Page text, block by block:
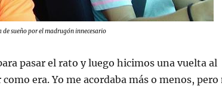
sueño por el madrugón innecesario
pasar el rato y luego hicimos una vuelta al
era. Yo me acordaba más o menos, pero